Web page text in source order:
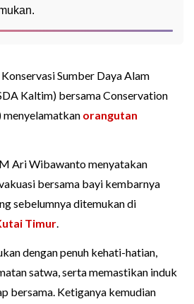
Sumber Daya Alam
Kaltim) bersama Conservation
orangutan
Ari Wibawanto menyatakan
bersama bayi kembarnya
sebelumnya ditemukan di
Timur.
dengan penuh kehati-hatian,
satwa, serta memastikan induk
bersama. Ketiganya kemudian